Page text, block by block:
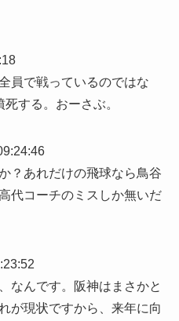
員で戦っているのではな
する。おーさぶ。
？あれだけの飛球なら鳥谷
代コーチのミスしか無いだ
なんです。阪神はまさかと
が現状ですから、来年に向